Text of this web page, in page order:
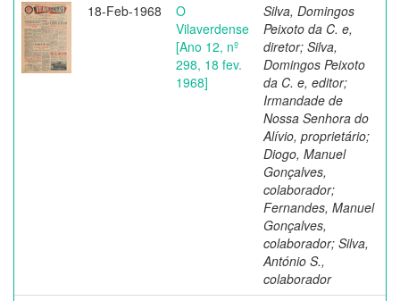
18-Feb-1968
O
Vilaverdense
[Ano 12, nº
298, 18 fev.
1968]
Silva, Domingos
Peixoto da C. e,
diretor; Silva,
Domingos Peixoto
da C. e, editor;
Irmandade de
Nossa Senhora do
Alívio, proprietário;
Diogo, Manuel
Gonçalves,
colaborador;
Fernandes, Manuel
Gonçalves,
colaborador; Silva,
António S.,
colaborador